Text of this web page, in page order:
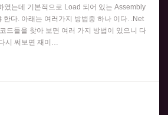
였는데 기본적으로 Load 되어 있는 Assembly
한다. 아래는 여러가지 방법중 하나 이다. .Net
드들을 찾아 보면 여러 가지 방법이 있으니 다
시 써보면 재미…